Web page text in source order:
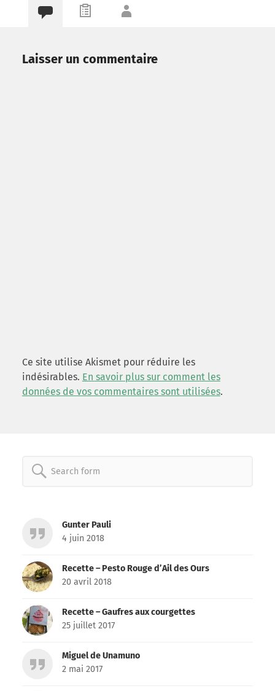
Laisser un commentaire
Ce site utilise Akismet pour réduire les
indésirables. En savoir plus sur comment les
données de vos commentaires sont utilisées.
Search
Gunter Pauli
4 juin 2018
Recette – Pesto Rouge d’Ail des Ours
20 avril 2018
Recette – Gaufres aux courgettes
25 juillet 2017
Miguel de Unamuno
2 mai 2017